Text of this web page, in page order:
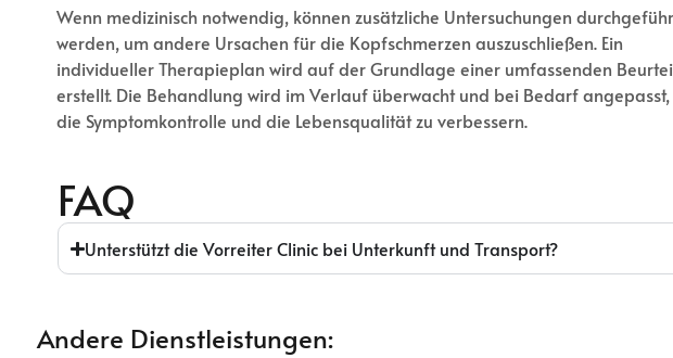
Wenn medizinisch notwendig, können zusätzliche Untersuchungen
werden, um andere Ursachen für die Kopfschmerzen auszuschließen. Ein
individueller Therapieplan wird auf der Grundlage einer umfassenden
erstellt. Die Behandlung wird im Verlauf überwacht und bei Bedarf
die Symptomkontrolle und die Lebensqualität zu verbessern.
FAQ
Unterstützt die Vorreiter Clinic bei Unterkunft und Transport?
Andere Dienstleistungen: